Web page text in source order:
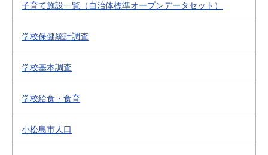
子育て施設一覧（自治体標準オープンデータセット）
学校保健統計調査
学校基本調査
学校給食・食育
小松島市人口